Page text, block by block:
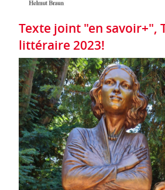
Texte joint "en savoir+",
littéraire 2023!